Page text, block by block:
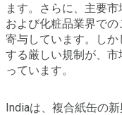
ます。さらに、主要
および化粧品業界で
寄与しています。し
する厳しい規制が、
っています。
Indiaは、複合紙缶の